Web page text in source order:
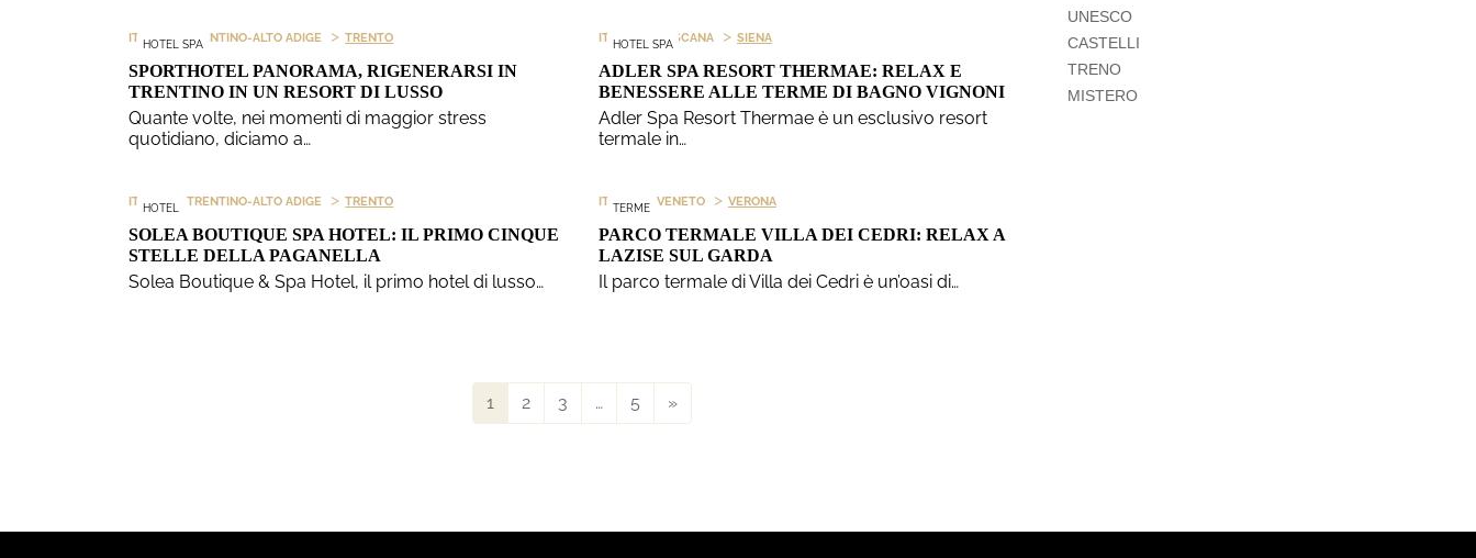
HOTEL SPA
ITALIA > TRENTINO-ALTO ADIGE > TRENTO
SPORTHOTEL PANORAMA, RIGENERARSI IN
TRENTINO IN UN RESORT DI LUSSO
Quante volte, nei momenti di maggior stress
quotidiano, diciamo a…
HOTEL SPA
ITALIA > TOSCANA > SIENA
ADLER SPA RESORT THERMAE: RELAX E
BENESSERE ALLE TERME DI BAGNO VIGNONI
Adler Spa Resort Thermae è un esclusivo resort
termale in…
HOTEL
ITALIA > TRENTINO-ALTO ADIGE > TRENTO
SOLEA BOUTIQUE SPA HOTEL: IL PRIMO CINQUE
STELLE DELLA PAGANELLA
Solea Boutique & Spa Hotel, il primo hotel di lusso…
TERME
ITALIA > VENETO > VERONA
PARCO TERMALE VILLA DEI CEDRI: RELAX A
LAZISE SUL GARDA
Il parco termale di Villa dei Cedri è un’oasi di…
1 2 3 … 5 »
UNESCO
CASTELLI
TRENO
MISTERO